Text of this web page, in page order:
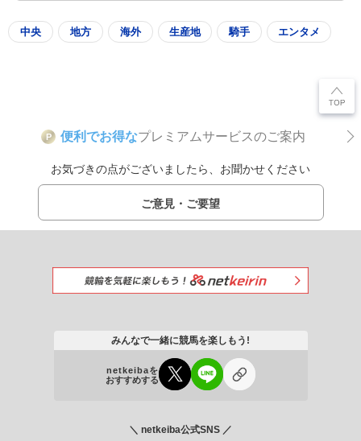
中央 地方 海外 生産地 騎手 エンタメ
P 便利でお得なプレミアムサービスのご案内
お気づきの点がございましたら、お聞かせください
ご意見・ご要望
みんなで一緒に競馬を楽しもう!
netkeibaを
おすすめする
＼ netkeiba公式SNS ／